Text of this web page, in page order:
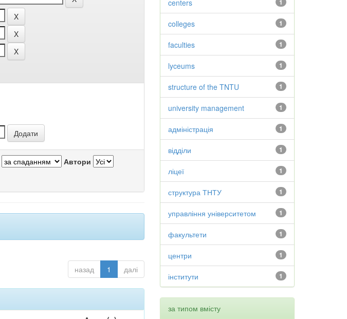
Автори
назад 1 далі
1
centers
1
colleges
1
faculties
1
lyceums
1
structure of the TNTU
1
university management
1
адміністрація
1
відділи
1
ліцеї
1
структура ТНТУ
1
управління університетом
1
факультети
1
центри
1
інститути
за типом вмісту